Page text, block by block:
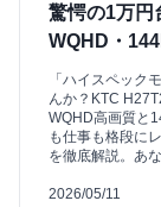
驚愕の1万円
WQHD・
「ハイスペック
んか？KTC
WQHD高画質と
も仕事も格段に
を徹底解説。あ
2026/05/11